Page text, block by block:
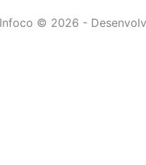
© 2026 -